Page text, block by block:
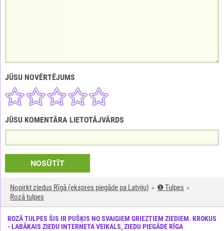
Nopirkt ziedus Rīgā (ekspres piegāde pa Latviju)
❶ Tulpes
Rozā tulpes
ROZĀ TULPES ŠIS IR PUŠĶIS NO SVAIGIEM GRIEZTIEM ZIEDIEM. KROKUS
- LABĀKAIS ZIEDU INTERNETA VEIKALS, ZIEDU PIEGĀDE RĪGA
JŪSU NOVĒRTĒJUMS
JŪSU KOMENTĀRA LIETOTĀJVĀRDS
NOSŪTĪT